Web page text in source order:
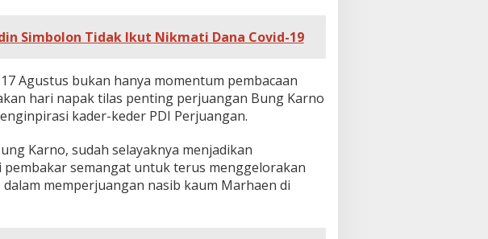
Simbolon Tidak Ikut Nikmati Dana Covid-19
Agustus bukan hanya momentum pembacaan
hari napak tilas penting perjuangan Bung Karno
kader-keder PDI Perjuangan.
Karno, sudah selayaknya menjadikan
pembakar semangat untuk terus menggelorakan
memperjuangan nasib kaum Marhaen di